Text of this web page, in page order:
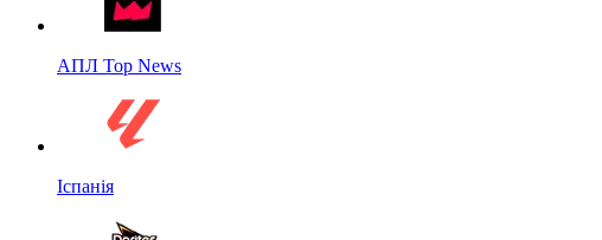
АПЛ Top News
Іспанія